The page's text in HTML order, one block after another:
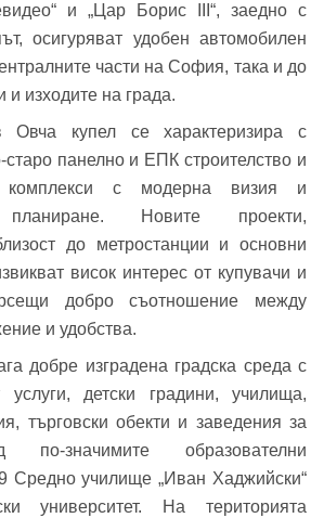
Регистрация
и „Цар Борис III“, заедно с
осигуряват удобен автомобилен
части на София, така и до
и изходите на града.
Овча купел се характеризира с
панелно и ЕПК строителство и
с модерна визия и
планиране. Новите проекти,
до метростанции и основни
висок интерес от купувачи и
добро съотношение между
и удобства.
добре изградена градска среда с
детски градини, училища,
търговски обекти и заведения за
значимите образователни
Средно училище „Иван Хаджийски“
университет. На територията